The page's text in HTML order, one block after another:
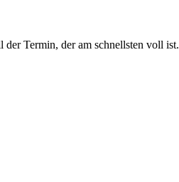
Termin, der am schnellsten voll ist.